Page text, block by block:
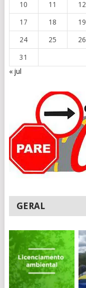
10 11 12
17 18 19
24 25 26
31
« jul
GERAL